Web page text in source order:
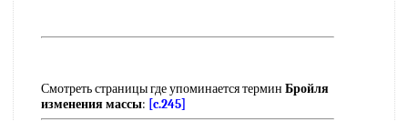
Смотреть страницы где упоминается термин Бройля
изменения массы: [c.245]